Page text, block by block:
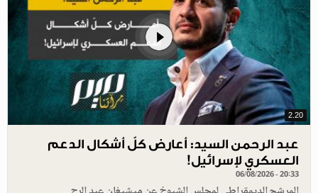
2.20
عبد الرحمن السيد: أعارض كلّ أشكال الدعم
العسكري لإسرائيل!
06/08/2026 - 20:33